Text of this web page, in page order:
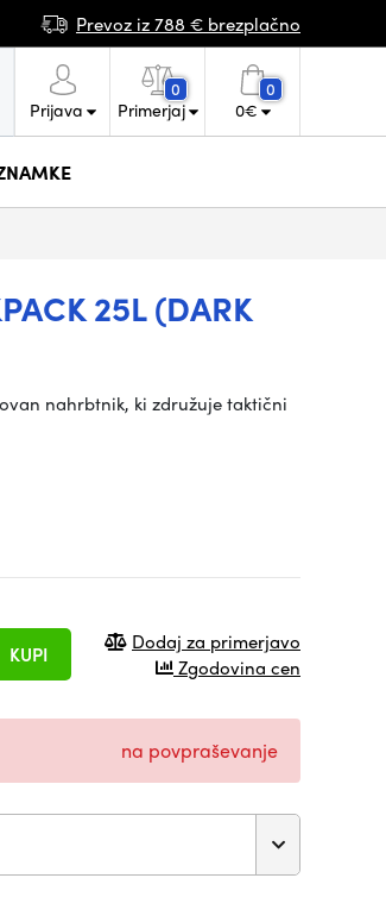
Prevoz iz 788 € brezplačno
Prijava
0
Primerjaj
0
0€
25L (DARK
nahrbtnik, ki združuje taktični
KUPI
Dodaj za primerjavo
Zgodovina cen
na povpraševanje